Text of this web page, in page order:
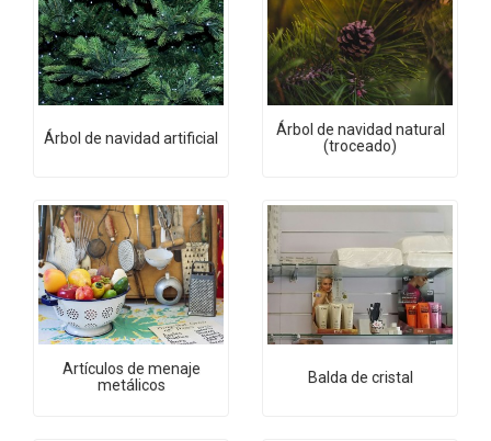
Árbol de navidad artificial
Árbol de navidad natural
(troceado)
Artículos de menaje
metálicos
Balda de cristal